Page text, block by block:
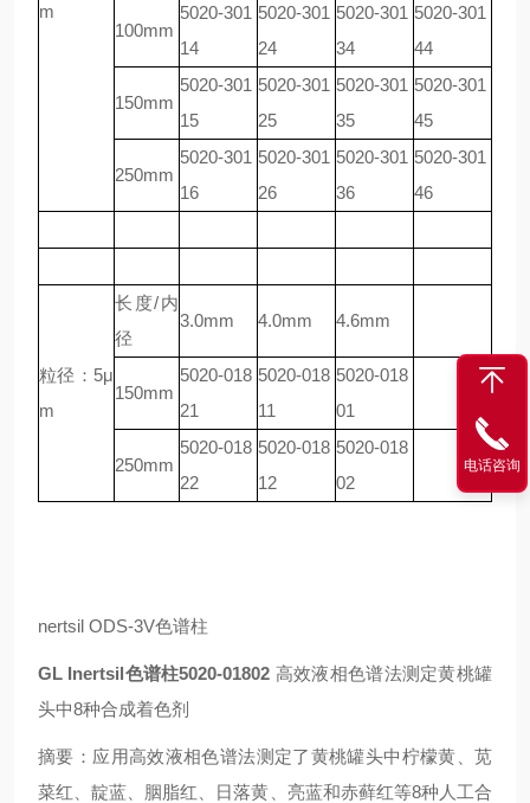
m
100mm
5020-301
14
5020-301
24
5020-301
34
5020-301
44
150mm
5020-301
15
5020-301
25
5020-301
35
5020-301
45
250mm
5020-301
16
5020-301
26
5020-301
36
5020-301
46
粒径：5μ
m
长度/内
径
3.0mm 4.0mm 4.6mm
150mm
5020-018
21
5020-018
11
5020-018
01
250mm
5020-018
22
5020-018
12
5020-018
02
nertsil ODS-3V色谱柱
GL Inertsil色谱柱5020-01802 高效液相色谱法测定黄桃罐
头中8种合成着色剂
摘要：应用高效液相色谱法测定了黄桃罐头中柠檬黄、苋
菜红、靛蓝、胭脂红、日落黄、亮蓝和赤藓红等8种人工合
电话咨询